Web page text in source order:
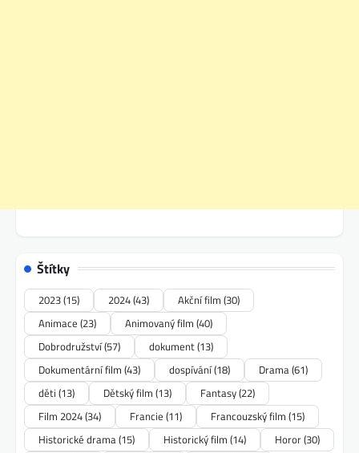
Štítky
2023(15) 2024(43) Akční film (30)
Animace (23) Animovaný film (40)
Dobrodružství(57) dokument(13)
Dokumentární film (43) dospívání(18) Drama(61)
děti (13) Dětský film (13) Fantasy(22)
Film 2024(34) Francie (11) Francouzský film (15)
Historické drama(15) Historický film (14) Horor(30)